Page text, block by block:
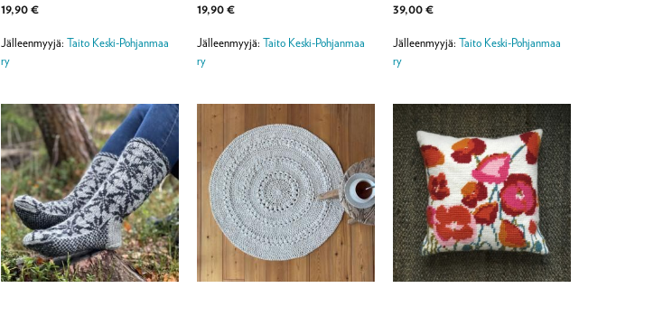
19,90€
Jälleenmyyjä:Taito Keski-Pohjanmaa
ry
19,90€
Jälleenmyyjä:Taito Keski-Pohjanmaa
ry
39,00€
Jälleenmyyjä: Taito Keski-Pohjanmaa
ry